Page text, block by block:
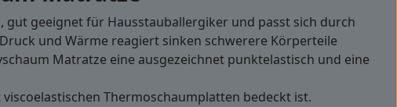
gut geeignet für Hausstauballergiker und passt sich durch
und Wärme reagiert sinken schwerere Körperteile
Matratze eine ausgezeichnet punktelastisch und eine
Thermoschaumplatten bedeckt ist.